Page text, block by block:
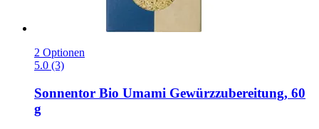
2 Optionen
5.0 (3)
Sonnentor Bio Umami Gewürzzubereitung, 60
g